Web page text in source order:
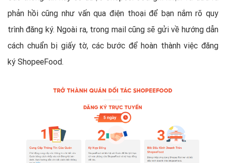
phản hồi cũng như vấn qua điện thoại để bạn nắm rõ quy
trình đăng ký. Ngoài ra, trong mail cũng sẽ gửi về hướng dẫn
cách chuẩn bị giấy tờ, các bước để hoàn thành việc đăng
ký ShopeeFood.